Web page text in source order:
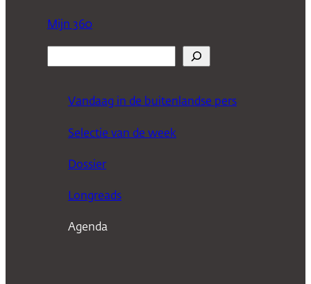
Mijn 360
Vandaag in de buitenlandse pers
Selectie van de week
Dossier
Longreads
Agenda